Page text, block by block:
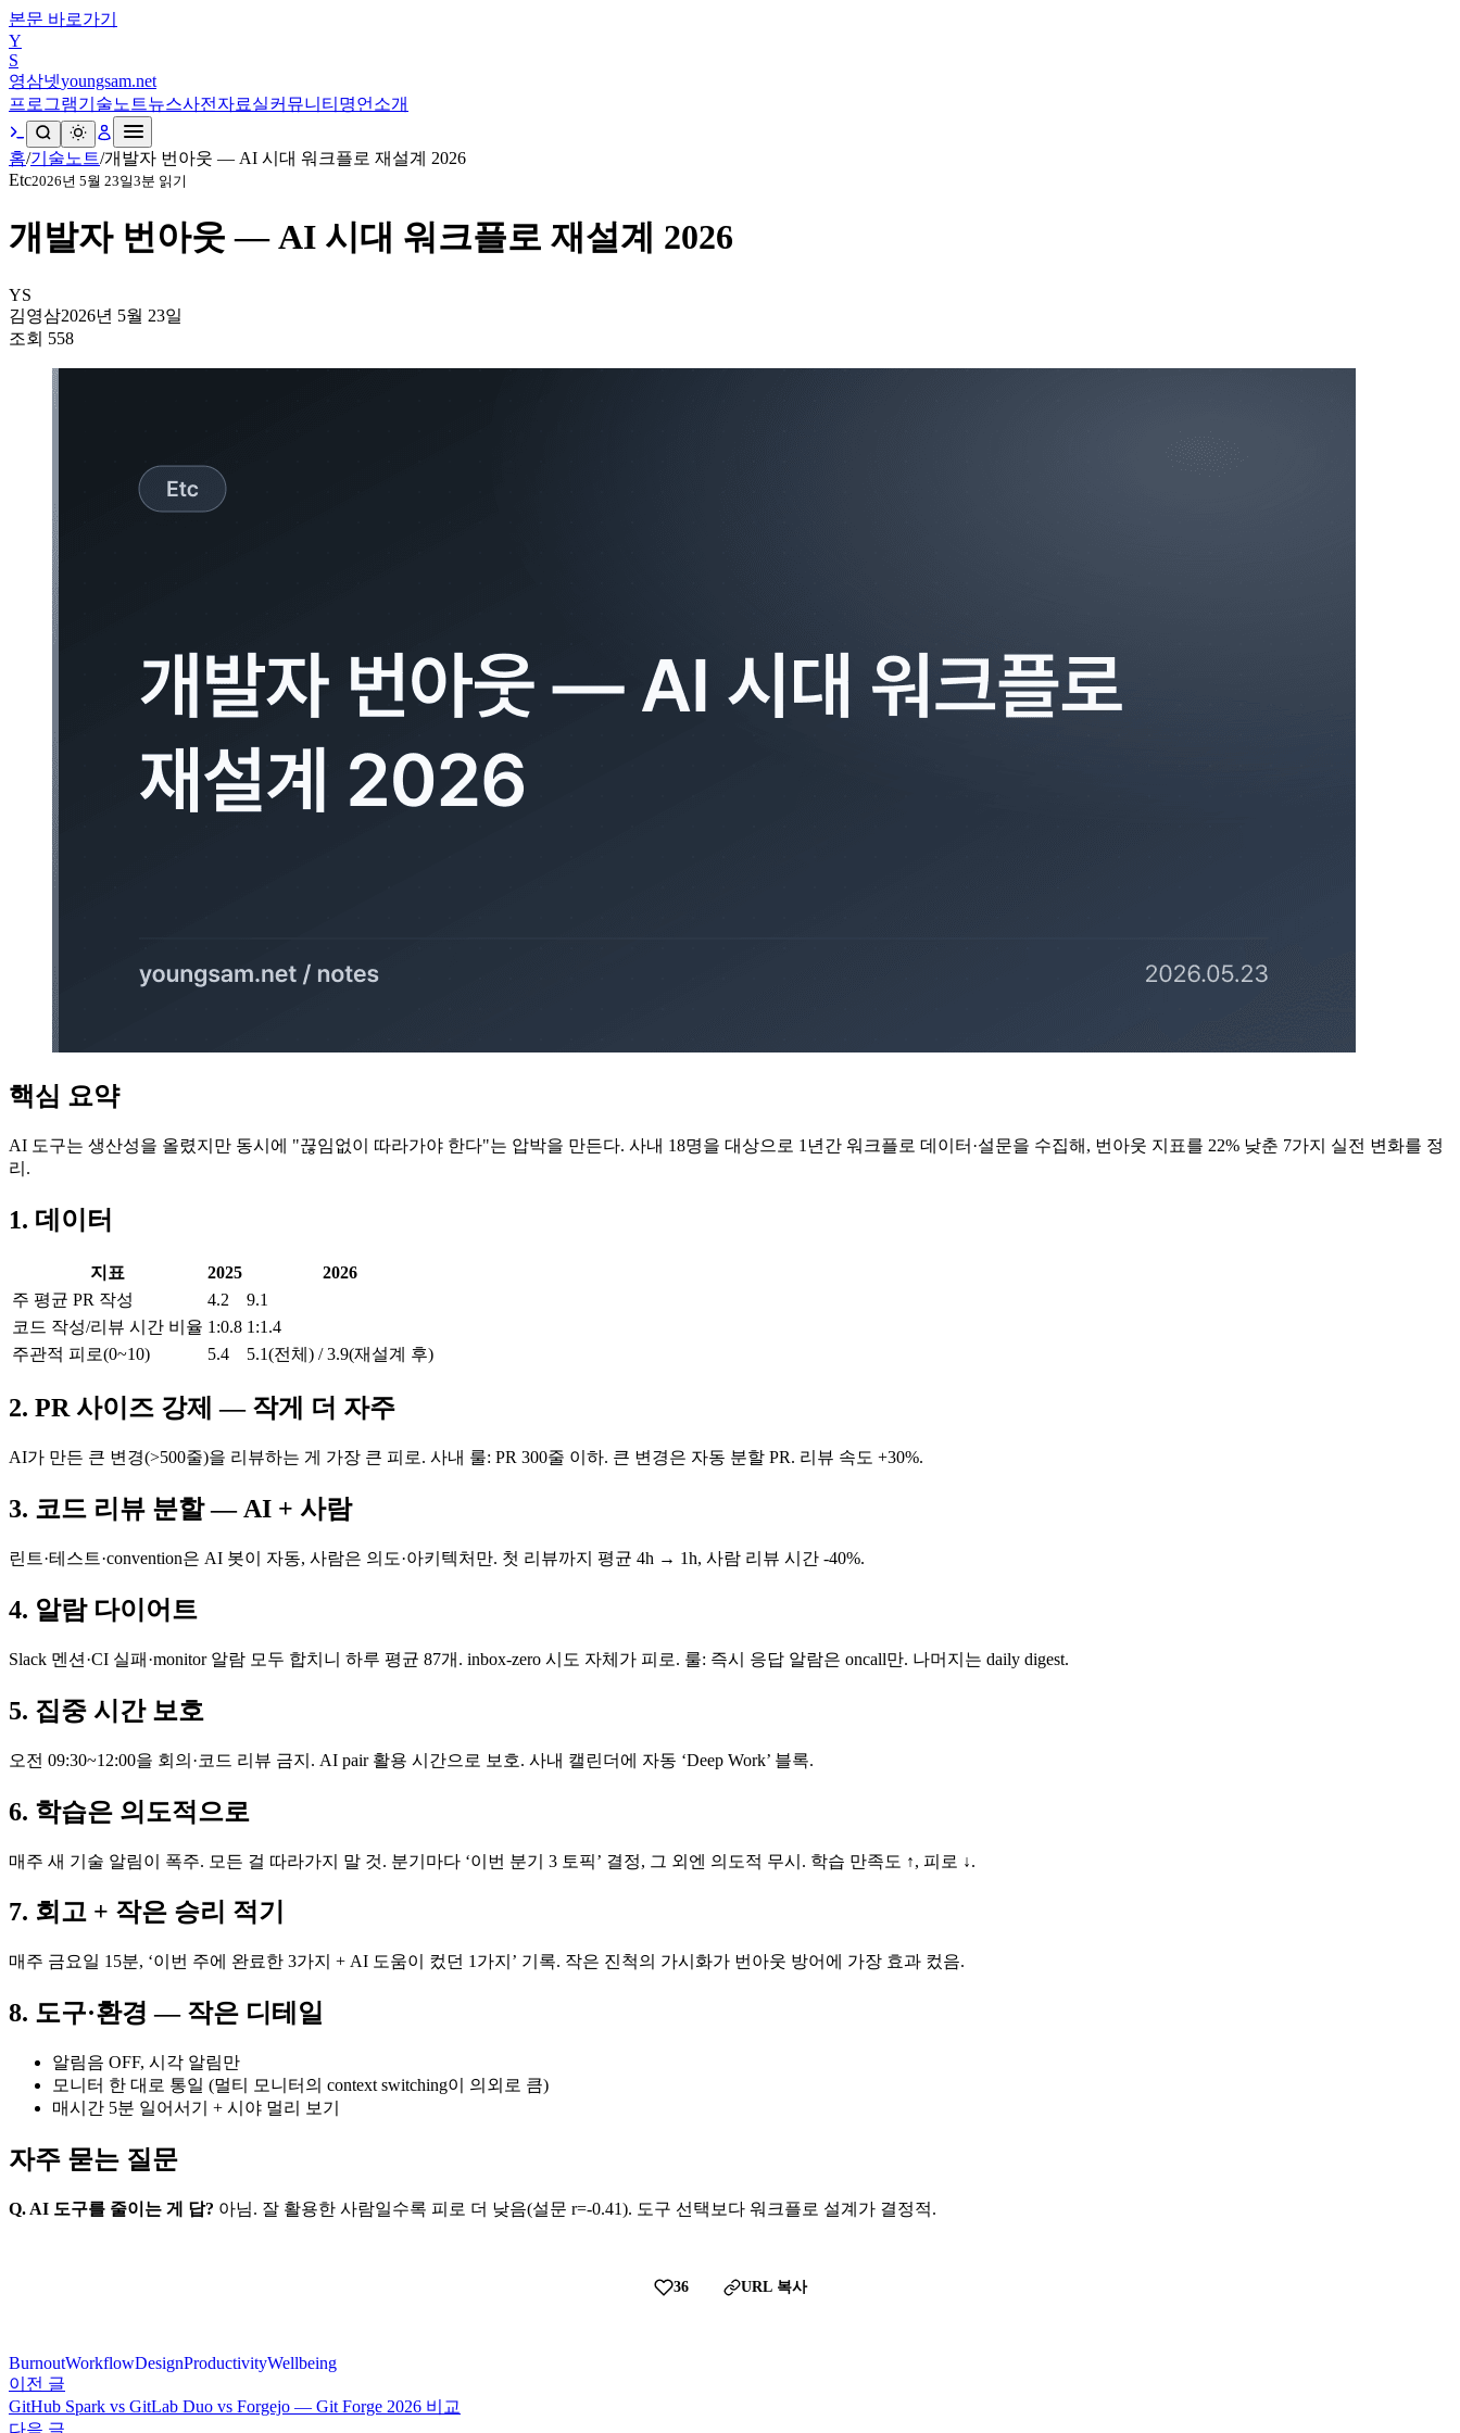
본문 바로가기
Y
S
영삼넷youngsam.net
프로그램기술노트뉴스사전 자료실커뮤니티 명언 소개
홈/기술노트/개발자 번아웃 — AI 시대 워크플로 재설계 2026
Etc2026년 5월 23일3분 읽기
개발자 번아웃 — AI 시대 워크플로 재설계 2026
YS
김영삼2026년 5월 23일
조회 558
핵심 요약
AI 도구는 생산성을 올렸지만 동시에 "끊임없이 따라가야 한다"는 압박을 만든다. 사내 18명을 대상으로 1년간 워크플로 데이터·설문을 수집해, 번아웃 지표를 22% 낮춘 7가지 실전 변화를 정
리.
1. 데이터
지표 2025
2026
주 평균 PR 작성
4.2
9.1
코드 작성/리뷰 시간 비율 1:0.8 1:1.4
주관적 피로(0~10)
5.4 5.1(전체) / 3.9(재설계 후)
2. PR 사이즈 강제 — 작게 더 자주
AI가 만든 큰 변경(>500줄)을 리뷰하는 게 가장 큰 피로. 사내 룰: PR 300줄 이하. 큰 변경은 자동 분할 PR. 리뷰 속도 +30%.
3. 코드 리뷰 분할 — AI + 사람
린트·테스트·convention은 AI 봇이 자동, 사람은 의도·아키텍처만. 첫 리뷰까지 평균 4h → 1h, 사람 리뷰 시간 -40%.
4. 알람 다이어트
Slack 멘션·CI 실패·monitor 알람 모두 합치니 하루 평균 87개. inbox-zero 시도 자체가 피로. 룰: 즉시 응답 알람은 oncall만. 나머지는 daily digest.
5. 집중 시간 보호
오전 09:30~12:00을 회의·코드 리뷰 금지. AI pair 활용 시간으로 보호. 사내 캘린더에 자동 ‘Deep Work’ 블록.
6. 학습은 의도적으로
매주 새 기술 알림이 폭주. 모든 걸 따라가지 말 것. 분기마다 ‘이번 분기 3 토픽’ 결정, 그 외엔 의도적 무시. 학습 만족도 ↑, 피로 ↓.
7. 회고 + 작은 승리 적기
매주 금요일 15분, ‘이번 주에 완료한 3가지 + AI 도움이 컸던 1가지’ 기록. 작은 진척의 가시화가 번아웃 방어에 가장 효과 컸음.
8. 도구·환경 — 작은 디테일
알림음 OFF, 시각 알림만
모니터 한 대로 통일 (멀티 모니터의 context switching이 의외로 큼)
매시간 5분 일어서기 + 시야 멀리 보기
자주 묻는 질문
Q. AI 도구를 줄이는 게 답? 아님. 잘 활용한 사람일수록 피로 더 낮음(설문 r=-0.41). 도구 선택보다 워크플로 설계가 결정적.
36 URL 복사
BurnoutWorkflowDesignProductivityWellbeing
이전 글
GitHub Spark vs GitLab Duo vs Forgejo — Git Forge 2026 비교
다음 글